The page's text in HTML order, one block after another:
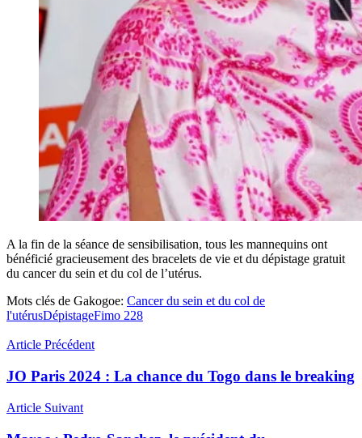
A la fin de la séance de sensibilisation, tous les mannequins ont
bénéficié gracieusement des bracelets de vie et du dépistage gratuit
du cancer du sein et du col de l’utérus.
Mots clés de Gakogoe: Cancer du sein et du col de
l'utérusDépistageFimo 228
Article Précédent
JO Paris 2024 : La chance du Togo dans le breaking
Article Suivant